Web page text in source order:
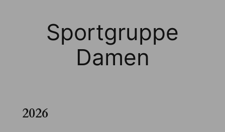
Sportgruppe
Damen
2026